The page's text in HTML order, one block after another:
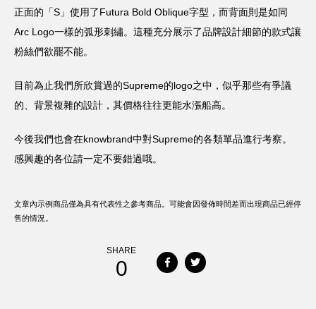
正面的「S」使用了Futura Bold Oblique字型，而背面則是如同
Arc Logo一樣的弧形刺繡。這種充分展示了品牌設計細節的款式讓
粉絲們欲罷不能。
目前為止我們所欣賞過的Supreme的logo之中，似乎那些有爭議
的、背景複雜的設計，其價格往往更能水漲船高。
今後我們也會在knowbrand中對Supreme的各類單品進行考察。
感興趣的各位請一定不要錯過哦。
文章內示例商品僅為具有代表性之參考商品。可能會因發佈時間差而出現商品已經停
售的情況。
SHARE
0